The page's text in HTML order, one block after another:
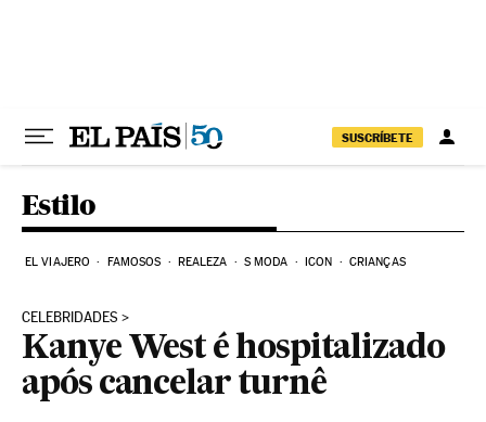
SUSCRÍBETE
Estilo
EL VIAJERO FAMOSOS REALEZA S MODA ICON CRIANÇAS
CELEBRIDADES
Kanye West é hospitalizado
após cancelar turnê